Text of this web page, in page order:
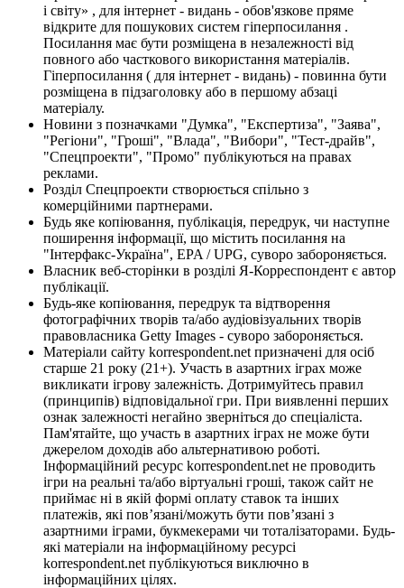
і світу» , для інтернет - видань - обов'язкове пряме
відкрите для пошукових систем гіперпосилання .
Посилання має бути розміщена в незалежності від
повного або часткового використання матеріалів.
Гіперпосилання ( для інтернет - видань) - повинна бути
розміщена в підзаголовку або в першому абзаці
матеріалу.
Новини з позначками "Думка", "Експертиза", "Заява",
"Регіони", "Гроші", "Влада", "Вибори", "Тест-драйв",
"Спецпроекти", "Промо" публікуються на правах
реклами.
Розділ Спецпроекти створюється спільно з
комерційними партнерами.
Будь яке копіювання, публікація, передрук, чи наступне
поширення інформації, що містить посилання на
"Інтерфакс-Україна", EPA / UPG, суворо забороняється.
Власник веб-сторінки в розділі Я-Корреспондент є автор
публікації.
Будь-яке копіювання, передрук та відтворення
фотографічних творів та/або аудіовізуальних творів
правовласника Getty Images - суворо забороняється.
Матеріали сайту korrespondent.net призначені для осіб
старше 21 року (21+). Участь в азартних іграх може
викликати ігрову залежність. Дотримуйтесь правил
(принципів) відповідальної гри. При виявленні перших
ознак залежності негайно зверніться до спеціаліста.
Пам'ятайте, що участь в азартних іграх не може бути
джерелом доходів або альтернативою роботі.
Інформаційний ресурс korrespondent.net не проводить
ігри на реальні та/або віртуальні гроші, також сайт не
приймає ні в якій формі оплату ставок та інших
платежів, які пов’язані/можуть бути пов’язані з
азартними іграми, букмекерами чи тоталізаторами. Будь-
які матеріали на інформаційному ресурсі
korrespondent.net публікуються виключно в
інформаційних цілях.